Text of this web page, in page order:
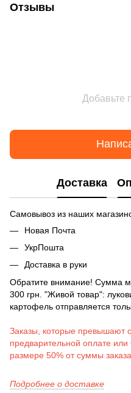
Отзывы
Добавьте
Доставка
Самовывоз из наших
Новая Почта
УкрПошта
Доставка в руки
Обратите внимание! Сумма
300 грн. "Живой товар":
картофель отправляется
Заказы, которые превышают
предварительной оплате
размере 50% от суммы заказа.
Подробнее о доставке